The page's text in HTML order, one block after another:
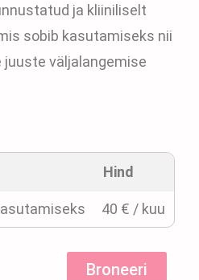
ja kliiniliselt
sobib kasutamiseks nii
väljalangemise
Hind
40 € / kuu
Broneeri